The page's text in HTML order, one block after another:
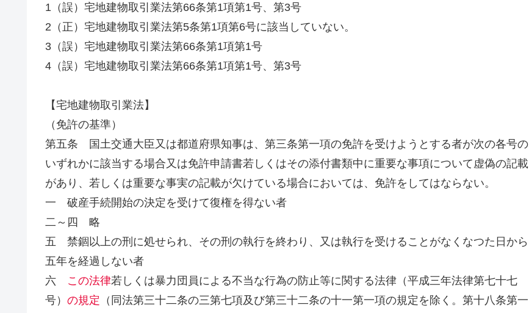
1（誤）宅地建物取引業法第66条第1項第1号、第3号
2（正）宅地建物取引業法第5条第1項第6号に該当していない。
3（誤）宅地建物取引業法第66条第1項第1号
4（誤）宅地建物取引業法第66条第1項第1号、第3号
【宅地建物取引業法】
（免許の基準）
第五条 国土交通大臣又は都道府県知事は、第三条第一項の免許を受けようとする者が次の各号の
いずれかに該当する場合又は免許申請書若しくはその添付書類中に重要な事項について虚偽の記載
があり、若しくは重要な事実の記載が欠けている場合においては、免許をしてはならない。
一 破産手続開始の決定を受けて復権を得ない者
二～四 略
五 禁錮以上の刑に処せられ、その刑の執行を終わり、又は執行を受けることがなくなつた日から
五年を経過しない者
六 この法律若しくは暴力団員による不当な行為の防止等に関する法律（平成三年法律第七十七
号） の規定 （同法第三十二条の三第七項及び第三十二条の十一第一項の規定を除く。第十八条第一